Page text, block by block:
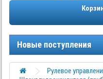
Новые поступления
Рулевое